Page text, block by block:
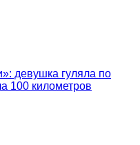
девушка гуляла по
100 километров